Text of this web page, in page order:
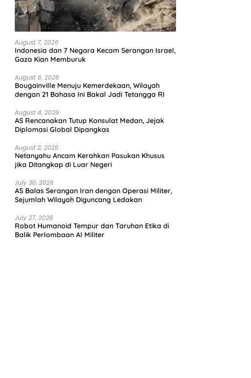
August 7, 2026
Indonesia dan 7 Negara Kecam Serangan Israel,
Gaza Kian Memburuk
August 6, 2026
Bougainville Menuju Kemerdekaan, Wilayah
dengan 21 Bahasa Ini Bakal Jadi Tetangga RI
August 4, 2026
AS Rencanakan Tutup Konsulat Medan, Jejak
Diplomasi Global Dipangkas
August 2, 2026
Netanyahu Ancam Kerahkan Pasukan Khusus
jika Ditangkap di Luar Negeri
July 30, 2026
AS Balas Serangan Iran dengan Operasi Militer,
Sejumlah Wilayah Diguncang Ledakan
July 27, 2026
Robot Humanoid Tempur dan Taruhan Etika di
Balik Perlombaan AI Militer